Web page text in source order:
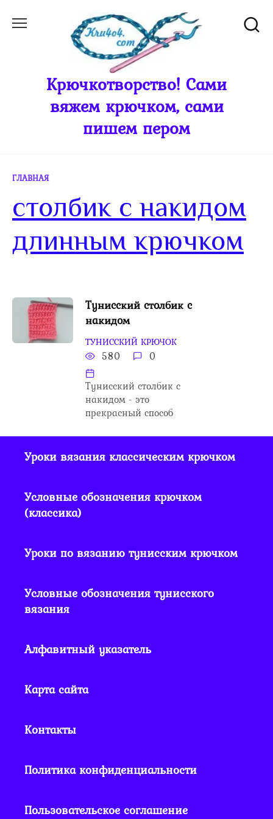
Крючкотворство! Сами
вяжем крючком, сами
пишем пером
ГЛАВНАЯ
столбик с накидом
длинным крючком
Тунисский столбик с
накидом
ТУНИССКИЙ КРЮЧОК
580 0
Тунисский столбик с
накидом - это
прекрасный способ
Уроки вязания классическим крючком
Условные обозначения крючком
(классика)
Уроки по вязанию тунисским крючком
Условные обозначения тунисского
вязания
Алфавитный указатель
Карта сайта
Контакты
Политика конфиденциальности
Пользовательское соглашение